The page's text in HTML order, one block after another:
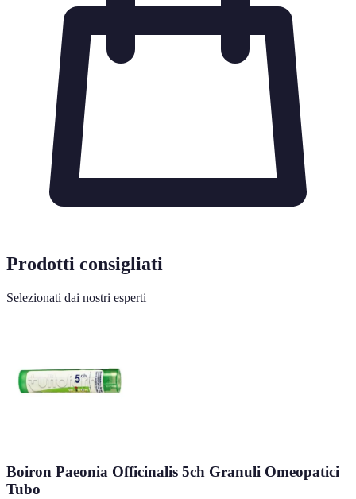
Prodotti consigliati
Selezionati dai nostri esperti
Boiron Paeonia Officinalis 5ch Granuli Omeopatici
Tubo